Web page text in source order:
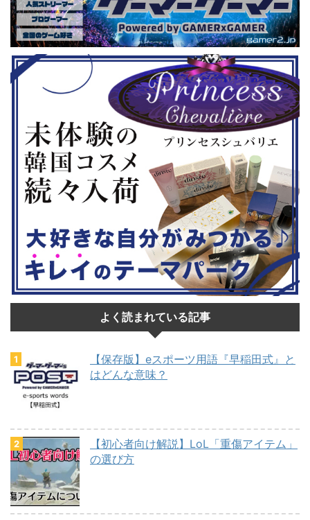
セット』
ホラーゲー
『鉄拳8
ーである蝶野正洋さんは今年60歳に
なるそうです。トークセッションに登
場しますよ。 この記事のポイント ・
大会参加者は60歳以上 ・3地区で予
選あり。予選は8月24日、25日と9月
22日。本戦は9月22日（事前エ ...
要チェック
ル」に『ユ
登場！『龍
リロード』
は、
ンドーeショ
...
よく読まれている記事
【保存版】eスポーツ用語『早稲田式』と
はどんな意味？
【初心者向け解説】LoL「重傷アイテム」
の選び方